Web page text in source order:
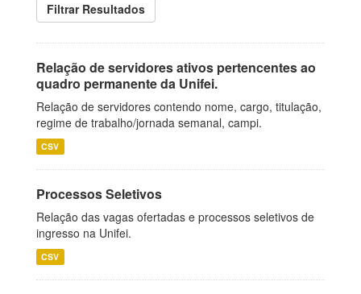
Filtrar Resultados
Relação de servidores ativos pertencentes ao
quadro permanente da Unifei.
Relação de servidores contendo nome, cargo, titulação,
regime de trabalho/jornada semanal, campi.
CSV
Processos Seletivos
Relação das vagas ofertadas e processos seletivos de
ingresso na Unifei.
CSV